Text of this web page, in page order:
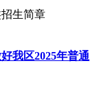
生简章
我区2025年普通